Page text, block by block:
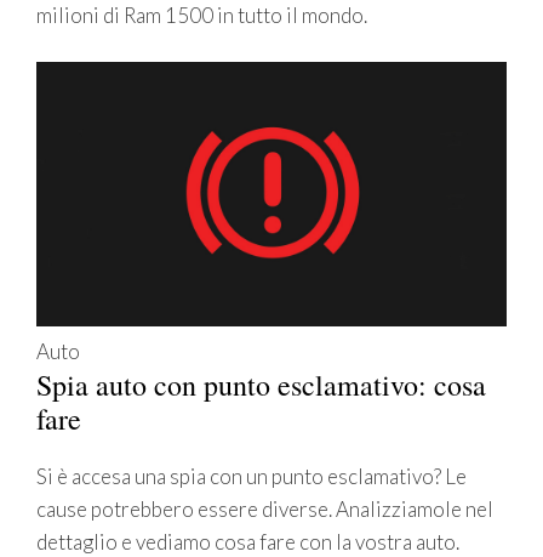
milioni di Ram 1500 in tutto il mondo.
Auto
Spia auto con punto esclamativo: cosa
fare
Si è accesa una spia con un punto esclamativo? Le
cause potrebbero essere diverse. Analizziamole nel
dettaglio e vediamo cosa fare con la vostra auto.